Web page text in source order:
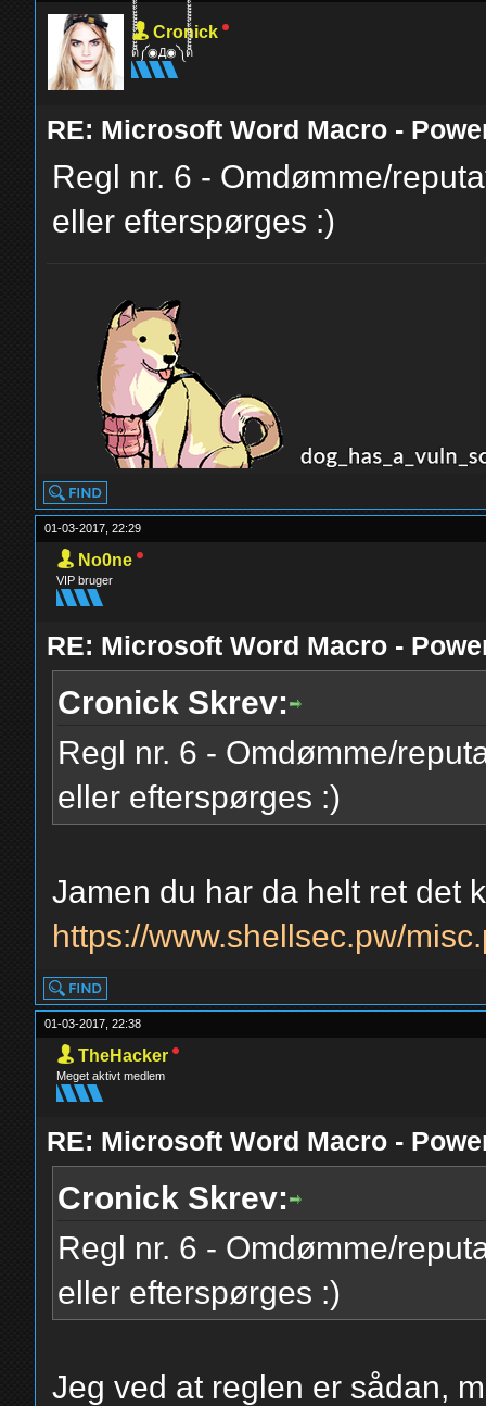
Cronick
ด็็้้้้้็็็็็้้้้้็็็็็้้้้้༼◉Д◉༽ด็็็็็้้้้้็็็็้้้้้็็็็็้้
RE: Microsoft Word Macro -
Regl nr. 6 - Omdømme/
eller efterspørges :)
01-03-2017, 22:29
No0ne
VIP bruger
RE: Microsoft Word Macro -
Cronick Skrev:
Regl nr. 6 - Omdømme/
eller efterspørges :)
Jamen du har da helt ret det
https://www.shellsec.pw/
01-03-2017, 22:38
TheHacker
Meget aktivt medlem
RE: Microsoft Word Macro -
Cronick Skrev:
Regl nr. 6 - Omdømme/
eller efterspørges :)
Jeg ved at reglen er sådan,